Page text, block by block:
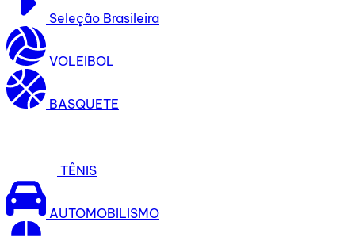
Seleção Brasileira
VOLEIBOL
BASQUETE
TÊNIS
AUTOMOBILISMO